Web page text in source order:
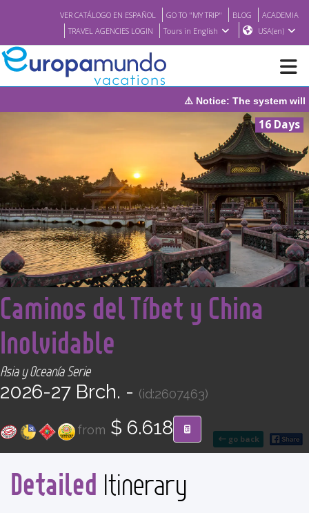
VER CATÁLOGO EN ESPAÑOL GO TO "MY TRIP" BLOG
ACADEMIA
TRAVEL AGENCIES LOGIN
Tours in English USA(en)
WHERE TO BUY
FEATURED
ABOUT US
CONTACT
⚠️ Notice: The system will be under
16 Days
go back
<
Caminos del Tíbet y China
Inolvidable
Asia y Oceanía Serie
2026-27 Brch. - (id:2607463)
from $ 6.618
Detailed Itinerary